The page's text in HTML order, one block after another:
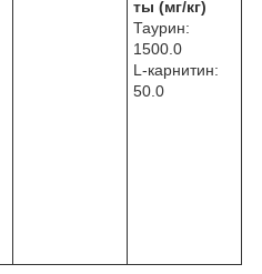
ты (мг/кг)
Таурин:
1500.0
L-карнитин:
50.0